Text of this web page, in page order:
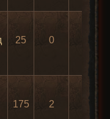
25 0
175 2